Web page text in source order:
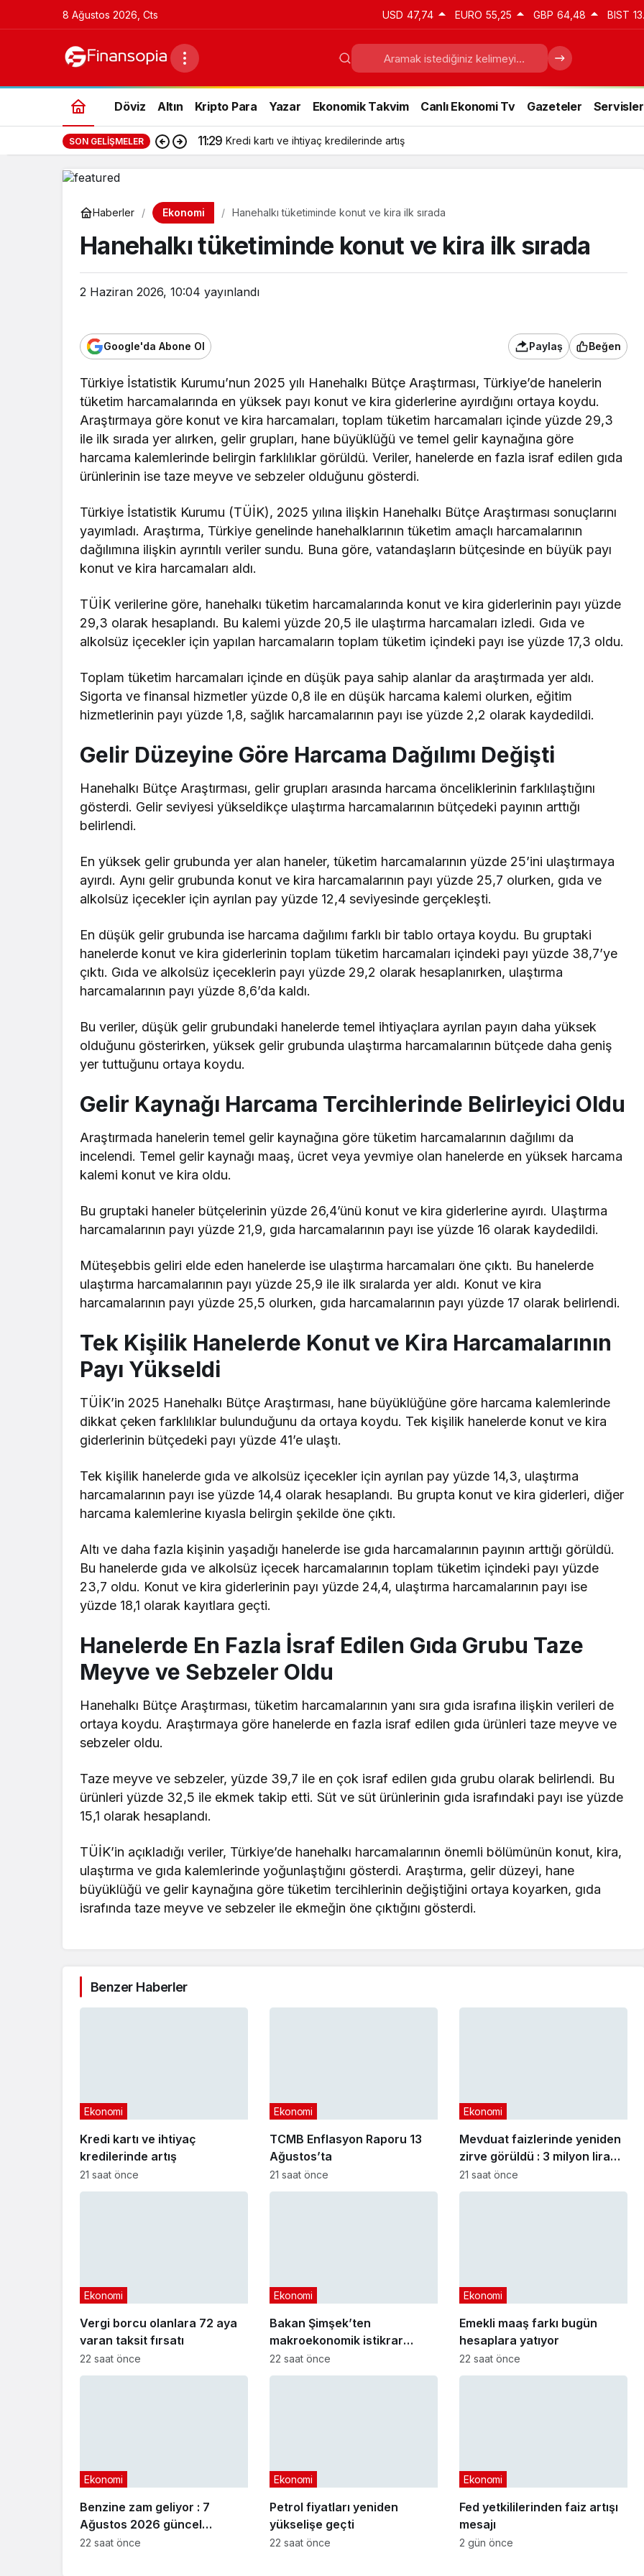
8 Ağustos 2026, Cts USD 47,74 EURO 55,25 GBP 64,48 BIST
Döviz Altın Kripto Para Yazar Ekonomik Takvim Canlı Ekonomi Tv Gazeteler Servisler
SON GELIŞMELER 11:29 Kredi kartı ve ihtiyaç kredilerinde artış
Haberler Ekonomi Hanehalkı tüketiminde konut ve kira ilk sırada
Hanehalkı tüketiminde konut ve kira ilk sırada
2 Haziran 2026, 10:04 yayınlandı
Google'da Abone Ol Paylaş Beğen
Türkiye İstatistik Kurumu’nun 2025 yılı Hanehalkı Bütçe Araştırması, Türkiye’de hanelerin
tüketim harcamalarında en yüksek payı konut ve kira giderlerine ayırdığını ortaya koydu.
Araştırmaya göre konut ve kira harcamaları, toplam tüketim harcamaları içinde yüzde 29,3
ile ilk sırada yer alırken, gelir grupları, hane büyüklüğü ve temel gelir kaynağına göre
harcama kalemlerinde belirgin farklılıklar görüldü. Veriler, hanelerde en fazla israf edilen gıda
ürünlerinin ise taze meyve ve sebzeler olduğunu gösterdi.
Türkiye İstatistik Kurumu (TÜİK), 2025 yılına ilişkin Hanehalkı Bütçe Araştırması sonuçlarını
yayımladı. Araştırma, Türkiye genelinde hanehalklarının tüketim amaçlı harcamalarının
dağılımına ilişkin ayrıntılı veriler sundu. Buna göre, vatandaşların bütçesinde en büyük payı
konut ve kira harcamaları aldı.
TÜİK verilerine göre, hanehalkı tüketim harcamalarında konut ve kira giderlerinin payı yüzde
29,3 olarak hesaplandı. Bu kalemi yüzde 20,5 ile ulaştırma harcamaları izledi. Gıda ve
alkolsüz içecekler için yapılan harcamaların toplam tüketim içindeki payı ise yüzde 17,3 oldu.
Toplam tüketim harcamaları içinde en düşük paya sahip alanlar da araştırmada yer aldı.
Sigorta ve finansal hizmetler yüzde 0,8 ile en düşük harcama kalemi olurken, eğitim
hizmetlerinin payı yüzde 1,8, sağlık harcamalarının payı ise yüzde 2,2 olarak kaydedildi.
Gelir Düzeyine Göre Harcama Dağılımı Değişti
Hanehalkı Bütçe Araştırması, gelir grupları arasında harcama önceliklerinin farklılaştığını
gösterdi. Gelir seviyesi yükseldikçe ulaştırma harcamalarının bütçedeki payının arttığı
belirlendi.
En yüksek gelir grubunda yer alan haneler, tüketim harcamalarının yüzde 25’ini ulaştırmaya
ayırdı. Aynı gelir grubunda konut ve kira harcamalarının payı yüzde 25,7 olurken, gıda ve
alkolsüz içecekler için ayrılan pay yüzde 12,4 seviyesinde gerçekleşti.
En düşük gelir grubunda ise harcama dağılımı farklı bir tablo ortaya koydu. Bu gruptaki
hanelerde konut ve kira giderlerinin toplam tüketim harcamaları içindeki payı yüzde 38,7’ye
çıktı. Gıda ve alkolsüz içeceklerin payı yüzde 29,2 olarak hesaplanırken, ulaştırma
harcamalarının payı yüzde 8,6’da kaldı.
Bu veriler, düşük gelir grubundaki hanelerde temel ihtiyaçlara ayrılan payın daha yüksek
olduğunu gösterirken, yüksek gelir grubunda ulaştırma harcamalarının bütçede daha geniş
yer tuttuğunu ortaya koydu.
Gelir Kaynağı Harcama Tercihlerinde Belirleyici Oldu
Araştırmada hanelerin temel gelir kaynağına göre tüketim harcamalarının dağılımı da
incelendi. Temel gelir kaynağı maaş, ücret veya yevmiye olan hanelerde en yüksek harcama
kalemi konut ve kira oldu.
Bu gruptaki haneler bütçelerinin yüzde 26,4’ünü konut ve kira giderlerine ayırdı. Ulaştırma
harcamalarının payı yüzde 21,9, gıda harcamalarının payı ise yüzde 16 olarak kaydedildi.
Müteşebbis geliri elde eden hanelerde ise ulaştırma harcamaları öne çıktı. Bu hanelerde
ulaştırma harcamalarının payı yüzde 25,9 ile ilk sıralarda yer aldı. Konut ve kira
harcamalarının payı yüzde 25,5 olurken, gıda harcamalarının payı yüzde 17 olarak belirlendi.
Tek Kişilik Hanelerde Konut ve Kira Harcamalarının
Payı Yükseldi
TÜİK’in 2025 Hanehalkı Bütçe Araştırması, hane büyüklüğüne göre harcama kalemlerinde
dikkat çeken farklılıklar bulunduğunu da ortaya koydu. Tek kişilik hanelerde konut ve kira
giderlerinin bütçedeki payı yüzde 41’e ulaştı.
Tek kişilik hanelerde gıda ve alkolsüz içecekler için ayrılan pay yüzde 14,3, ulaştırma
harcamalarının payı ise yüzde 14,4 olarak hesaplandı. Bu grupta konut ve kira giderleri, diğer
harcama kalemlerine kıyasla belirgin şekilde öne çıktı.
Altı ve daha fazla kişinin yaşadığı hanelerde ise gıda harcamalarının payının arttığı görüldü.
Bu hanelerde gıda ve alkolsüz içecek harcamalarının toplam tüketim içindeki payı yüzde
23,7 oldu. Konut ve kira giderlerinin payı yüzde 24,4, ulaştırma harcamalarının payı ise
yüzde 18,1 olarak kayıtlara geçti.
Hanelerde En Fazla İsraf Edilen Gıda Grubu Taze
Meyve ve Sebzeler Oldu
Hanehalkı Bütçe Araştırması, tüketim harcamalarının yanı sıra gıda israfına ilişkin verileri de
ortaya koydu. Araştırmaya göre hanelerde en fazla israf edilen gıda ürünleri taze meyve ve
sebzeler oldu.
Taze meyve ve sebzeler, yüzde 39,7 ile en çok israf edilen gıda grubu olarak belirlendi. Bu
ürünleri yüzde 32,5 ile ekmek takip etti. Süt ve süt ürünlerinin gıda israfındaki payı ise yüzde
15,1 olarak hesaplandı.
TÜİK’in açıkladığı veriler, Türkiye’de hanehalkı harcamalarının önemli bölümünün konut, kira,
ulaştırma ve gıda kalemlerinde yoğunlaştığını gösterdi. Araştırma, gelir düzeyi, hane
büyüklüğü ve gelir kaynağına göre tüketim tercihlerinin değiştiğini ortaya koyarken, gıda
israfında taze meyve ve sebzeler ile ekmeğin öne çıktığını gösterdi.
Benzer Haberler
Kredi kartı ve ihtiyaç
kredilerinde artış
Ekonomi
21 saat önce
TCMB Enflasyon Raporu 13
Ağustos’ta
Ekonomi
21 saat önce
Mevduat faizlerinde yeniden
zirve görüldü : 3 milyon liranın
aylık getirisi ne kadar oldu?
Ekonomi
21 saat önce
Vergi borcu olanlara 72 aya
varan taksit fırsatı
Ekonomi
22 saat önce
Bakan Şimşek’ten
makroekonomik istikrar
açıklaması
Ekonomi
22 saat önce
Emekli maaş farkı bugün
hesaplara yatıyor
Ekonomi
22 saat önce
Benzine zam geliyor : 7
Ağustos 2026 güncel
akaryakıt fiyatları
Ekonomi
22 saat önce
Petrol fiyatları yeniden
yükselişe geçti
Ekonomi
22 saat önce
Fed yetkililerinden faiz artışı
mesajı
Ekonomi
2 gün önce